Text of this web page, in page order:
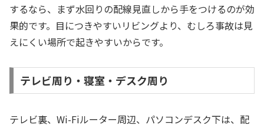
するなら、まず水回りの配線見直しから手をつけるのが効
果的です。目につきやすいリビングより、むしろ事故は見
えにくい場所で起きやすいからです。
テレビ周り・寝室・デスク周り
テレビ裏、Wi-Fiルーター周辺、パソコンデスク下は、配